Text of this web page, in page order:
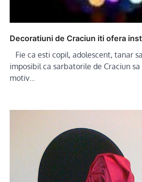
Decoratiuni de Craciun iti ofera
Fie ca esti copil, adolescent, tanar
imposibil ca sarbatorile de Craciun
motiv…